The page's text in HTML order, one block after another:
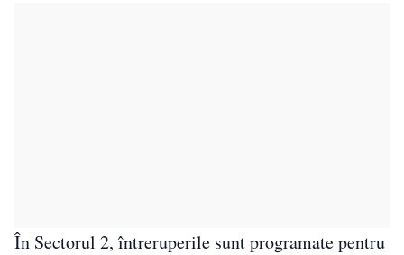
În Sectorul 2, întreruperile sunt programate pentru